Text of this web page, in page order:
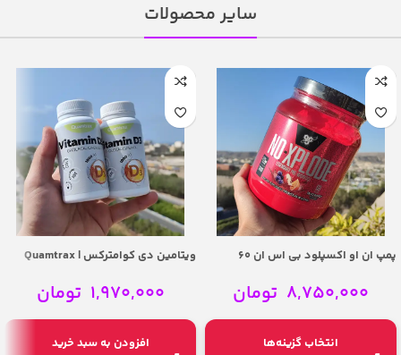
سایر محصولات
پمپ ان او اکسپلود بی اس ان 60
Workout 2.45 lb
8,750,000 تومان
انتخاب گزینه‌ها
ویتامین دی کوامترکس | Quamtrax
1,970,000 تومان
افزودن به سبد خرید